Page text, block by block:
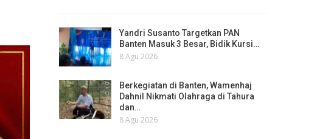
Yandri Susanto Targetkan PAN
Banten Masuk 3 Besar, Bidik Kursi…
8 Agu 2026
Berkegiatan di Banten, Wamenhaj
Dahnil Nikmati Olahraga di Tahura
dan…
8 Agu 2026